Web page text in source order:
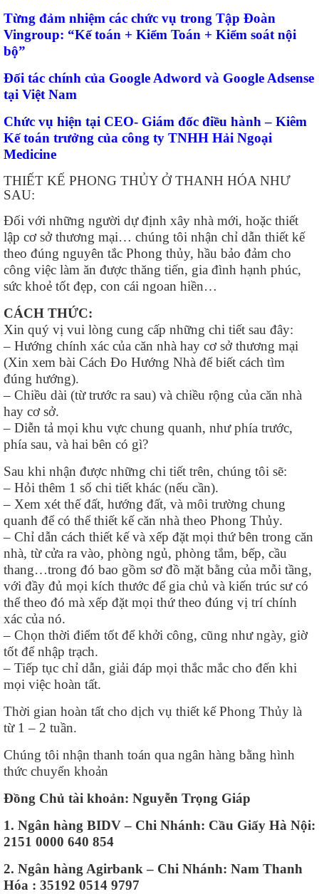
Từng đảm nhiệm các chức vụ trong Tập Đoàn
Vingroup: “Kế toán + Kiểm Toán + Kiểm soát nội
bộ”
Đối tác chính của Google Adword và Google Adsense
tại Việt Nam
Chức vụ hiện tại CEO- Giám đốc điều hành – Kiêm
Kế toán trưởng của công ty TNHH Hải Ngoại
Medicine
THIẾT KẾ PHONG THỦY Ở THANH HÓA NHƯ
SAU:
Đối với những người dự định xây nhà mới, hoặc thiết
lập cơ sở thương mại… chúng tôi nhận chỉ dẫn thiết kế
theo đúng nguyên tắc Phong thủy, hầu bảo đảm cho
công việc làm ăn được thăng tiến, gia đình hạnh phúc,
sức khoẻ tốt đẹp, con cái ngoan hiền…
CÁCH THỨC:
Xin quý vị vui lòng cung cấp những chi tiết sau đây:
– Hướng chính xác của căn nhà hay cơ sở thương mại
(Xin xem bài Cách Đo Hướng Nhà để biết cách tìm
đúng hướng).
– Chiều dài (từ trước ra sau) và chiều rộng của căn nhà
hay cơ sở.
– Diễn tả mọi khu vực chung quanh, như phía trước,
phía sau, và hai bên có gì?
Sau khi nhận được những chi tiết trên, chúng tôi sẽ:
– Hỏi thêm 1 số chi tiết khác (nếu cần).
– Xem xét thế đất, hướng đất, và môi trường chung
quanh để có thể thiết kế căn nhà theo Phong Thủy.
– Chỉ dẫn cách thiết kế và xếp đặt mọi thứ bên trong căn
nhà, từ cửa ra vào, phòng ngủ, phòng tắm, bếp, cầu
thang…trong đó bao gồm sơ đồ mặt bằng của mỗi tầng,
với đầy đủ mọi kích thước để gia chủ và kiến trúc sư có
thể theo đó mà xếp đặt mọi thứ theo đúng vị trí chính
xác của nó.
– Chọn thời điểm tốt để khởi công, cũng như ngày, giờ
tốt để nhập trạch.
– Tiếp tục chỉ dẫn, giải đáp mọi thắc mắc cho đến khi
mọi việc hoàn tất.
Thời gian hoàn tất cho dịch vụ thiết kế Phong Thủy là
từ 1 – 2 tuần.
Chúng tôi nhận thanh toán qua ngân hàng bằng hình
thức chuyển khoản
Đồng Chủ tài khoản: Nguyễn Trọng Giáp
1. Ngân hàng BIDV – Chi Nhánh: Cầu Giấy Hà Nội:
2151 0000 640 854
2. Ngân hàng Agirbank – Chi Nhánh: Nam Thanh
Hóa : 35192 0514 9797